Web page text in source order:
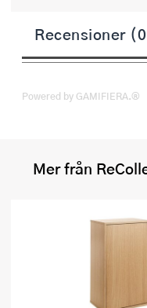
Recensioner
Powered by GAMIFIERA.®
Mer från